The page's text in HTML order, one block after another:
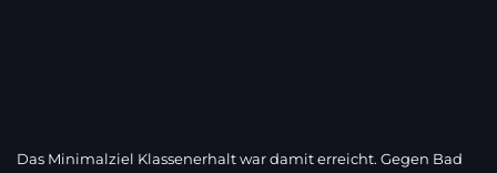
Das Minimalziel Klassenerhalt war damit erreicht. Gegen Bad